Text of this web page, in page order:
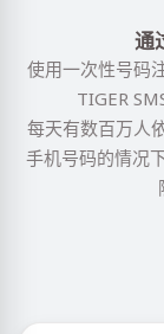
通
使用一次性号码
TIGER
每天有数百万人
手机号码的情况